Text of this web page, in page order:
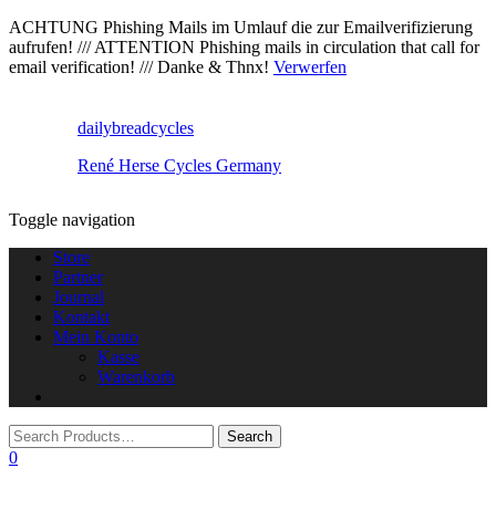
ACHTUNG Phishing Mails im Umlauf die zur Emailverifizierung
aufrufen! /// ATTENTION Phishing mails in circulation that call for
email verification! /// Danke & Thnx! Verwerfen
dailybreadcycles
René Herse Cycles Germany
Toggle navigation
Store
Partner
Journal
Kontakt
Mein Konto
Kasse
Warenkorb
0